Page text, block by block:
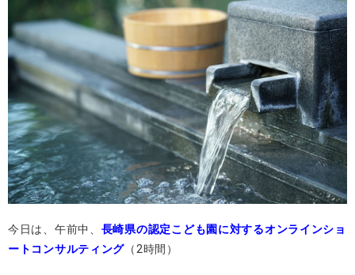
今日は、午前中、 長崎県の認定こども園に対するオンラインショ
ートコンサルティング （2時間）